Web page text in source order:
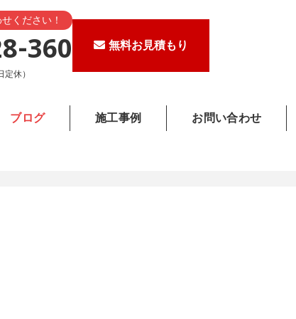
ください！
360
休）
無料お見積もり
ブログ 施工事例
お問い合わせ